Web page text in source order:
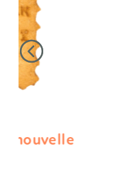
Annonce